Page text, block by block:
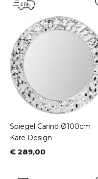
Spiegel Carino Ø100cm
Kare Design
Prijs
€ 289,00